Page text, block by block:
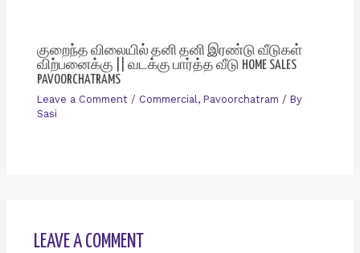
குறைந்த விலையில் தனி தனி இரண்டு வீடுகள்
விற்பனைக்கு || வடக்கு பார்த்த வீடு HOME SALES
PAVOORCHATRAMS
Leave a Comment / Commercial , Pavoorchatram / By
Sasi
LEAVE A COMMENT